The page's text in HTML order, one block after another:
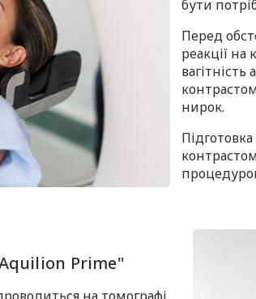
бути
Перед
реакції
нирок.
Prime"